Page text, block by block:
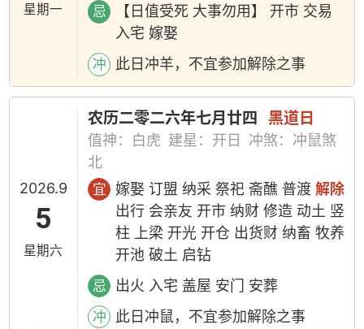
星期一 忌
【日值受死 大事勿用】 开市 交易
入宅 嫁娶
冲 此日冲羊，不宜参加解除之事
2026.9
5
星期六
农历二零二六年七月廿四 黑道日
值神：白虎 建星：开日
冲煞：冲鼠煞
北
宜 嫁娶 订盟 纳采 祭祀 斋醮 普渡解除
出行 会亲友 开市 纳财 修造 动土 竖
柱 上梁 开光 开仓 出货财 纳畜 牧养
开池 破土 启钻
忌 出火 入宅 盖屋 安门 安葬
冲 此日冲鼠，不宜参加解除之事